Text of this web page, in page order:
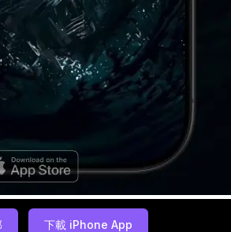
下載 iPhone App